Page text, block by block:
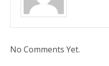
No Comments Yet.